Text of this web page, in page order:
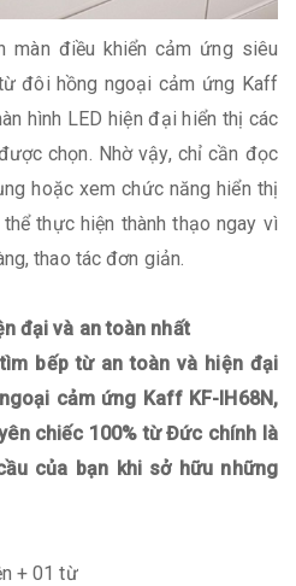
màn điều khiển cảm ứng siêu
đôi hồng ngoại cảm ứng Kaff
hình LED hiện đại hiển thị các
chọn. Nhờ vậy, chỉ cần đọc
hoặc xem chức năng hiển thị
thực hiện thành thạo ngay vì
thao tác đơn giản.
đại và an toàn nhất
bếp từ an toàn và hiện đại
cảm ứng Kaff KF-IH68N,
chiếc 100% từ Đức chính là
của bạn khi sở hữu những
+ 01 từ